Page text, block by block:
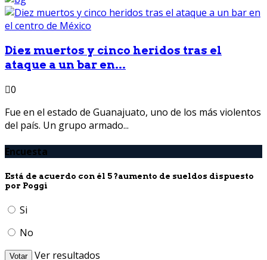
Diez muertos y cinco heridos tras el
ataque a un bar en...
0
Fue en el estado de Guanajuato, uno de los más violentos
del país. Un grupo armado...
Encuesta
Está de acuerdo con él 5 ?aumento de sueldos dispuesto
por Poggi
Si
No
Votar
Ver resultados